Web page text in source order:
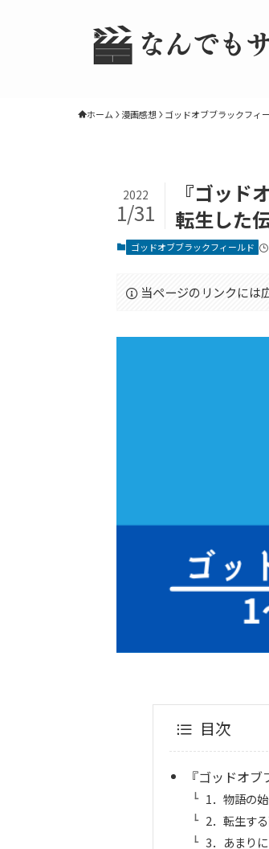
ホーム 漫画感想 ゴッドオブブラックフィ
『ゴッド
転生した
2022
1/31
ゴッドオブブラックフィールド
当ページのリンクには
目次
『ゴッドオ
1．物語の
2．転生す
3．あまり